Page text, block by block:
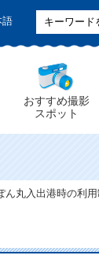
語
おすすめ撮影
スポット
ん丸入出港時の利